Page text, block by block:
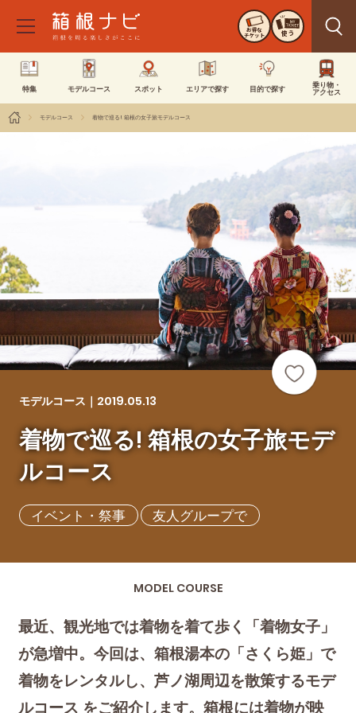
お得な
チケット 使う
特集 モデルコース スポット エリアで探す 目的で探す
乗り物・
アクセス
モデルコース 着物で巡る! 箱根の女子旅モデルコース
モデルコース｜ 2019.05.13
着物で巡る! 箱根の女子旅モデ
ルコース
イベント・祭事 友人グループで
MODEL COURSE
最近、観光地では着物を着て歩く「着物女子」
が急増中。今回は、箱根湯本の「さくら姫」で
着物をレンタルし、芦ノ湖周辺を散策するモデ
ルコース をご紹介します。箱根には着物が映